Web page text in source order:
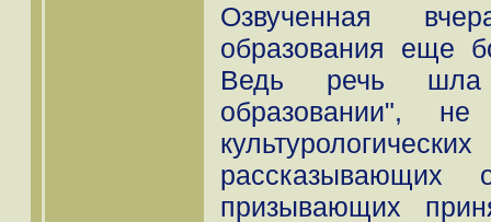
Озвученная
образования еще
Ведь речь
образовании",
призывающих